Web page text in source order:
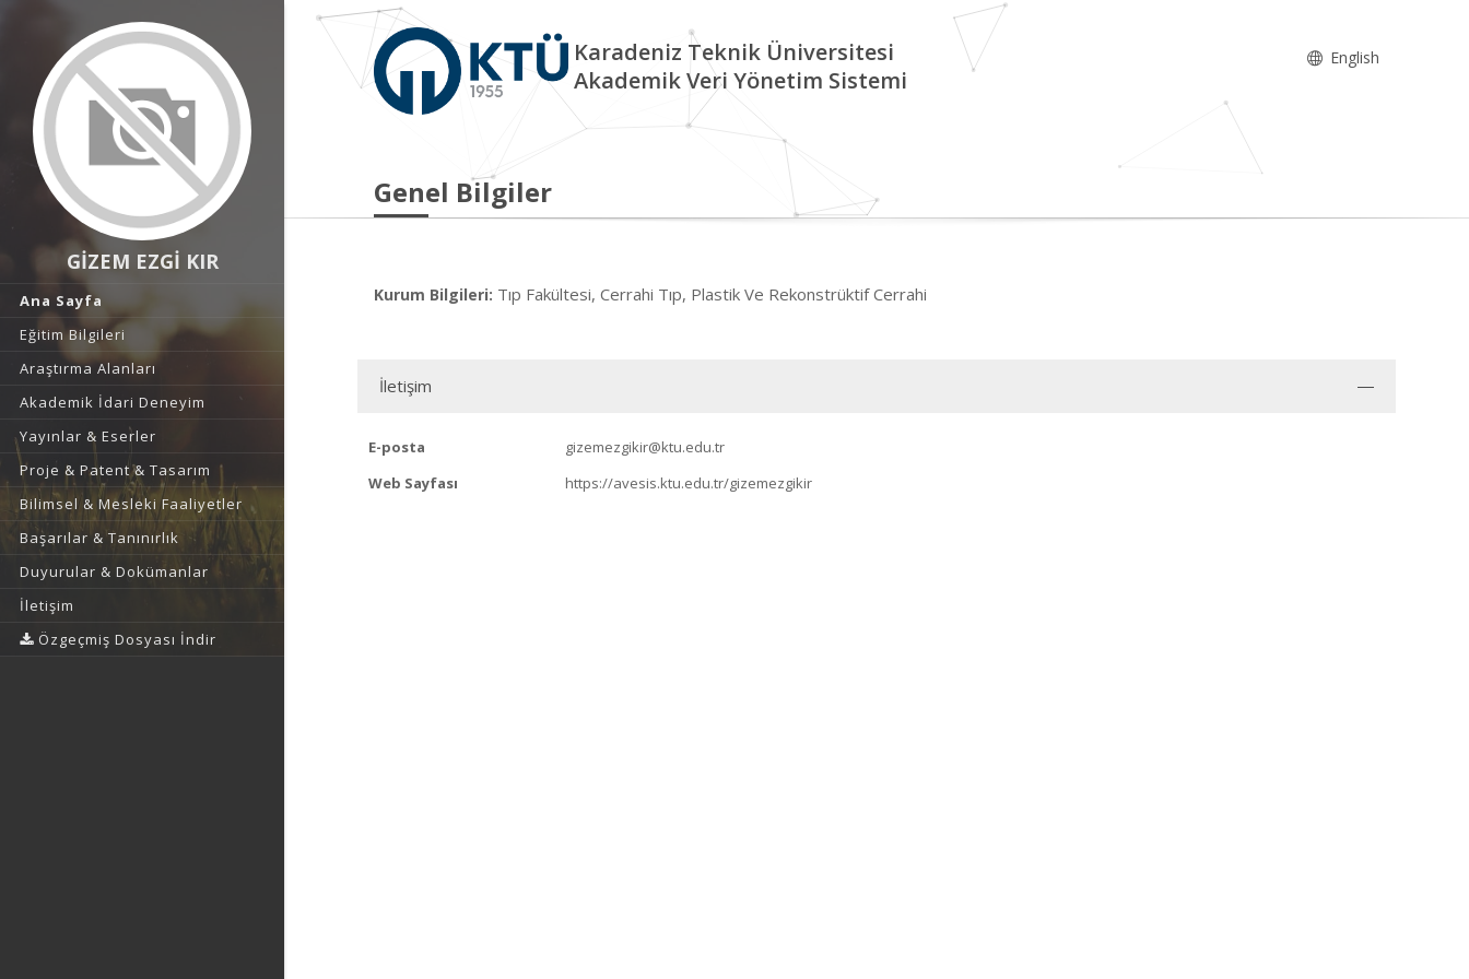
GİZEM EZGİ KIR
Ana Sayfa
Eğitim Bilgileri
Araştırma Alanları
Akademik İdari Deneyim
Yayınlar & Eserler
Proje & Patent & Tasarım
Bilimsel & Mesleki Faaliyetler
Başarılar & Tanınırlık
Duyurular & Dokümanlar
İletişim
Özgeçmiş Dosyası İndir
Karadeniz Teknik Üniversitesi
Akademik Veri Yönetim Sistemi
English
Genel Bilgiler
Kurum Bilgileri: Tıp Fakültesi, Cerrahi Tıp, Plastik Ve Rekonstrüktif Cerrahi
İletişim
E-posta
gizemezgikir@ktu.edu.tr
Web Sayfası
https://avesis.ktu.edu.tr/gizemezgikir